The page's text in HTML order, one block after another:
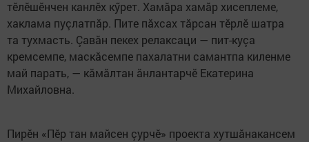
тӗлӗшӗнчен канлӗх кӳрет. Хамăра хамăр хисеплеме,
хаклама пуçлатпăр. Пите пăхсах тăрсан тӗрлӗ шатра
та тухмасть. Çавăн пекех релаксаци — пит-куçа
кремсемпе, маскăсемпе пахалатни самантпа киленме
май парать, — кăмăлтан ăнлантарчӗ Екатерина
Михайловна.
Пирӗн «Пӗр тан майсен çурчӗ» проекта хутшăнакансем